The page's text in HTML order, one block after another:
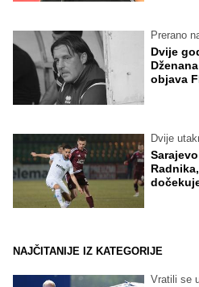
Prerano
Dvije
objava
Dvije
NAJČITANIJE IZ KATEGORIJE
Vratili se